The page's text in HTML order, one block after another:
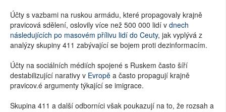
Účty s vazbami na ruskou armádu, které propagovaly krajně
pravicová sdělení, oslovily více než 500 000 lidí v dnech
následujících po masovém přílivu lidí do Ceuty, jak vyplývá z
analýzy skupiny 411 zabývající se bojem proti dezinformacím.
Účty na sociálních médiích spojené s Ruskem často šíří
destabilizující narativy v Evropě a často propagují krajně
pravicov.é argumenty týkající se imigrace.
Skupina 411 a další odborníci však poukazují na to, že rozsah a